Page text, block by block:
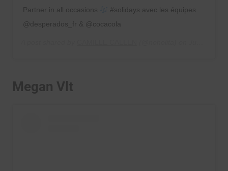
Partner in all occasions
#solidays avec les équipes
@desperados_fr & @cocacola
Megan Vlt